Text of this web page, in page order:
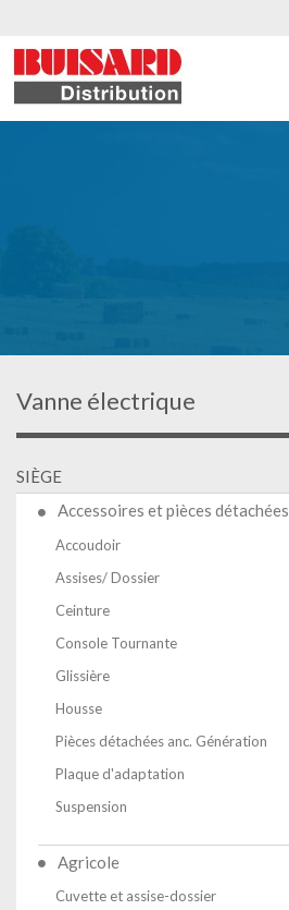
Vanne électrique
SIÈGE
Accessoires et pièces détachées
Accoudoir
Assises/ Dossier
Ceinture
Console Tournante
Glissière
Housse
Pièces détachées anc. Génération
Plaque d'adaptation
Suspension
Agricole
Cuvette et assise-dossier